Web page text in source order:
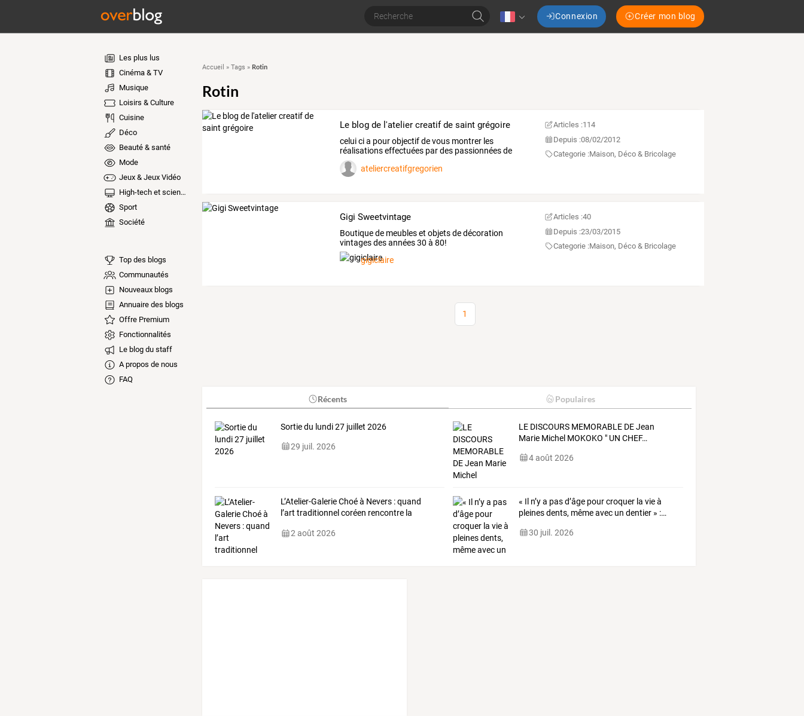
Connexion Créer mon blog
Les plus lus
Cinéma & TV
Musique
Loisirs & Culture
Cuisine
Déco
Beauté & santé
Mode
Jeux & Jeux Vidéo
High-tech et sciences
Sport
Société
Top des blogs
Communautés
Nouveaux blogs
Annuaire des blogs
Offre Premium
Fonctionnalités
Le blog du staff
A propos de nous
FAQ
Accueil » Tags » Rotin
Rotin
Le blog de l'atelier creatif de saint grégoire
celuicia pourobjectifdevous montrer les
réalisationseffectuées pardes passionnéesde
loisirs
ateliercreatifgregorien
Articles :114
Depuis :08/02/2012
Categorie :Maison, Déco & Bricolage
Gigi Sweetvintage
Boutique de meubles et objets de décoration
vintages des années 30 à 80!
gigiclaire
Articles :40
Depuis :23/03/2015
Categorie :Maison, Déco & Bricolage
1
Récents Populaires
Sortie du lundi 27 juillet 2026
29 juil. 2026
LE DISCOURS MEMORABLE DEJean
Marie Michel MOKOKO " UN CHEF…
4 août 2026
L’Atelier-GalerieChoéà Nevers:quand
l’art traditionnel coréen rencontrela
2 août 2026
« Il n’ya pasd’âge pourcroquer la vieà
pleinesdents, mêmeavec un dentier » :…
30 juil. 2026